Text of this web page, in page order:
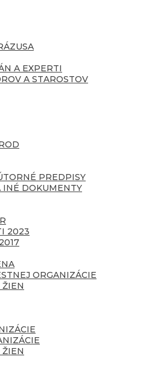
A EXPERTI
A STAROSTOV
PREDPISY
DOKUMENTY
2023
ORGANIZÁCIE